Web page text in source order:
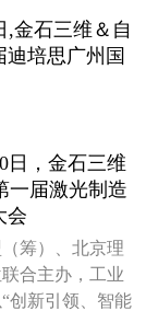
,金石三维＆自
迪培思广州国
日，金石三维
一届激光制造
会
筹）、北京理
合主办，工业
创新引领、智能